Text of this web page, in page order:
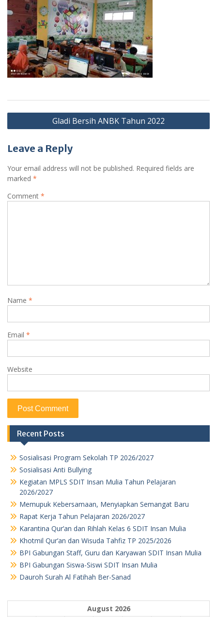
Post
navigation
Gladi Bersih ANBK Tahun 2022
Leave a Reply
Your email address will not be published. Required fields are
marked *
Comment *
Name *
Email *
Website
Recent Posts
Sosialisasi Program Sekolah TP 2026/2027
Sosialisasi Anti Bullying
Kegiatan MPLS SDIT Insan Mulia Tahun Pelajaran
2026/2027
Memupuk Kebersamaan, Menyiapkan Semangat Baru
Rapat Kerja Tahun Pelajaran 2026/2027
Karantina Qur’an dan Rihlah Kelas 6 SDIT Insan Mulia
Khotmil Qur’an dan Wisuda Tahfiz TP 2025/2026
BPI Gabungan Staff, Guru dan Karyawan SDIT Insan Mulia
BPI Gabungan Siswa-Siswi SDIT Insan Mulia
Dauroh Surah Al Fatihah Ber-Sanad
August 2026